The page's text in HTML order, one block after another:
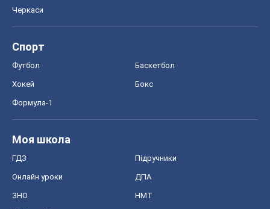
Черкаси
Спорт
Футбол Баскетбол
Хокей Бокс
Формула-1
Моя школа
ГДЗ Підручники
Онлайн уроки ДПА
ЗНО НМТ